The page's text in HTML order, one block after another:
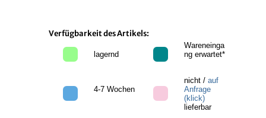
Verfügbarkeit des Artikels:
lagernd
Wareneinga
ng erwartet*
4-7 Wochen
nicht /auf
Anfrage
(klick)
lieferbar